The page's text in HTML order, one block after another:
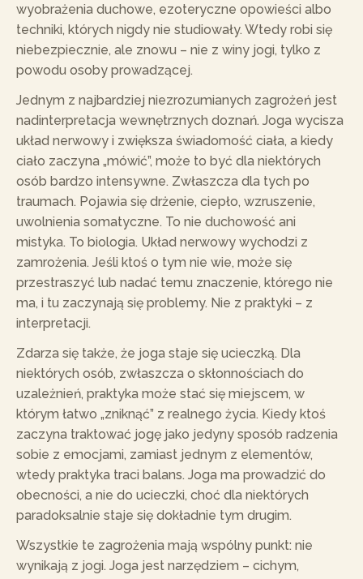
wyobrażenia duchowe, ezoteryczne opowieści albo
techniki, których nigdy nie studiowały. Wtedy robi się
niebezpiecznie, ale znowu – nie z winy jogi, tylko z
powodu osoby prowadzącej.
Jednym z najbardziej niezrozumianych zagrożeń jest
nadinterpretacja wewnętrznych doznań. Joga wycisza
układ nerwowy i zwiększa świadomość ciała, a kiedy
ciało zaczyna „mówić”, może to być dla niektórych
osób bardzo intensywne. Zwłaszcza dla tych po
traumach. Pojawia się drżenie, ciepło, wzruszenie,
uwolnienia somatyczne. To nie duchowość ani
mistyka. To biologia. Układ nerwowy wychodzi z
zamrożenia. Jeśli ktoś o tym nie wie, może się
przestraszyć lub nadać temu znaczenie, którego nie
ma, i tu zaczynają się problemy. Nie z praktyki – z
interpretacji.
Zdarza się także, że joga staje się ucieczką. Dla
niektórych osób, zwłaszcza o skłonnościach do
uzależnień, praktyka może stać się miejscem, w
którym łatwo „zniknąć” z realnego życia. Kiedy ktoś
zaczyna traktować jogę jako jedyny sposób radzenia
sobie z emocjami, zamiast jednym z elementów,
wtedy praktyka traci balans. Joga ma prowadzić do
obecności, a nie do ucieczki, choć dla niektórych
paradoksalnie staje się dokładnie tym drugim.
Wszystkie te zagrożenia mają wspólny punkt: nie
wynikają z jogi. Joga jest narzędziem – cichym,